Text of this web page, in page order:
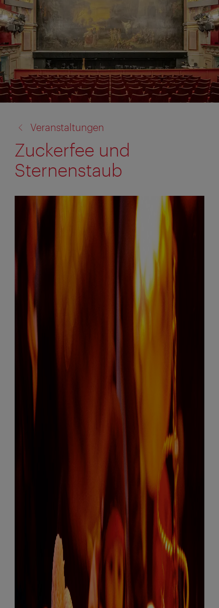
zu:
Veranstaltungen
Zuckerfee und
Sternenstaub